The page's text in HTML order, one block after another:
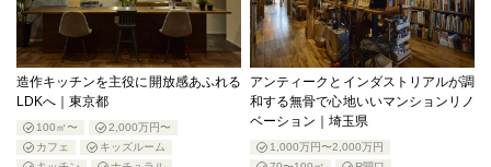
造作キッチンを主役に開放感あふれる
LDKへ｜東京都
100㎡〜
2,000万円〜
カフェ
キッズルーム
アンティークとインダストリアルが調
和する無骨で心地いいマンションリノ
ベーション｜埼玉県
1,000万円〜2,000万円